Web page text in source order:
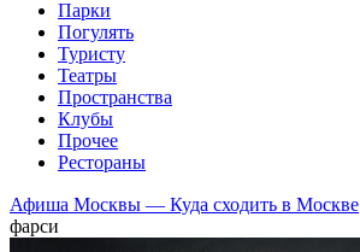
Парки
Погулять
Туристу
Театры
Пространства
Клубы
Прочее
Рестораны
Афиша Москвы — Куда сходить в Москве
фарси